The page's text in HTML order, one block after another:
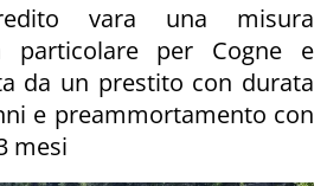
vara una misura
particolare per Cogne e
da un prestito con durata
e preammortamento con
mesi